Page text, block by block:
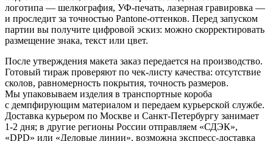
логотипа — шелкография, УФ-печать, лазерная гравировка —
и проследит за точностью Pantone-оттенков. Перед запуском
партии вы получите цифровой эскиз: можно скорректировать
размещение знака, текст или цвет.
После утверждения макета заказ передается на производство.
Готовый тираж проверяют по чек-листу качества: отсутствие
сколов, равномерность покрытия, точность размеров.
Мы упаковываем изделия в транспортные короба
с демпфирующим материалом и передаем курьерской службе.
Доставка курьером по Москве и Санкт-Петербургу занимает
1-2 дня; в другие регионы России отправляем «СДЭК»,
«DPD» или «Деловые линии», возможна экспресс-доставка